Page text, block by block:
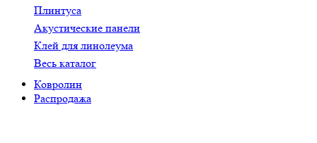
Плинтуса
Акустические панели
Клей для линолеума
Весь каталог
Ковролин
Распродажа